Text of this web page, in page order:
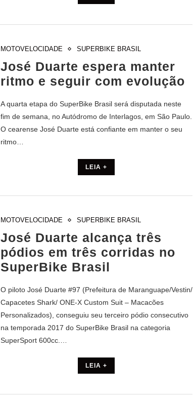
MOTOVELOCIDADE SUPERBIKE BRASIL
José Duarte espera manter
ritmo e seguir com evolução
A quarta etapa do SuperBike Brasil será disputada neste
fim de semana, no Autódromo de Interlagos, em São Paulo.
O cearense José Duarte está confiante em manter o seu
ritmo…
LEIA +
MOTOVELOCIDADE SUPERBIKE BRASIL
José Duarte alcança três
pódios em três corridas no
SuperBike Brasil
O piloto José Duarte #97 (Prefeitura de Maranguape/Vestin/
Capacetes Shark/ ONE-X Custom Suit – Macacões
Personalizados), conseguiu seu terceiro pódio consecutivo
na temporada 2017 do SuperBike Brasil na categoria
SuperSport 600cc.…
LEIA +